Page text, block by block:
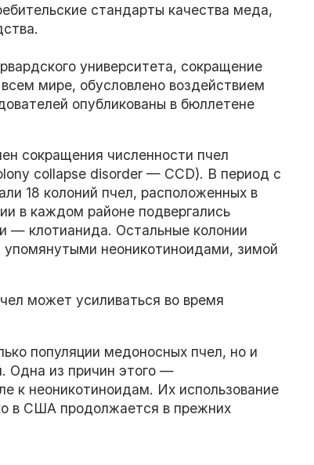
стандарты качества меда,
университета, сокращение
мире, обусловлено воздействием
опубликованы в бюллетене
сокращения численности пчел
collapse disorder — CCD). В период с
18 колоний пчел, расположенных в
в каждом районе подвергались
— клотианида. Остальные колонии
упомянутыми неоникотиноидами, зимой
может усиливаться во время
популяции медоносных пчел, но и
Одна из причин этого —
к неоникотиноидам. Их использование
в США продолжается в прежних